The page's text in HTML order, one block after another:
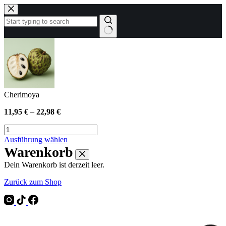
Zum
Inhalt
springen
Ergebnisse
Cherimoya
11,95 € – 22,98 €
Cherimoya
Menge
Ausführung wählen
Produkt
weist
mehrere
Warenkorb
Dein Warenkorb ist derzeit leer.
Zurück zum Shop